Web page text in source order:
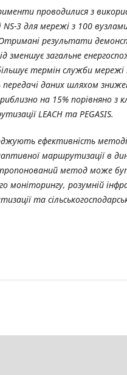
проводилися з
3 для мережі з 100
Отримані результати
зменшує загальне
термін служби
передачі даних шляхом
на 15% порівняно з
LEACH та PEGASIS.
ефективність
маршрутизації в
метод може
моніторингу, розумній
та